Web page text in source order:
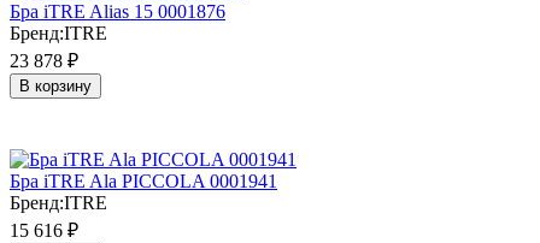
Бра iTRE Alias 15 0001876
Бренд:ITRE
23 878 ₽
В корзину
Бра iTRE Ala PICCOLA 0001941
Бренд:ITRE
15 616 ₽